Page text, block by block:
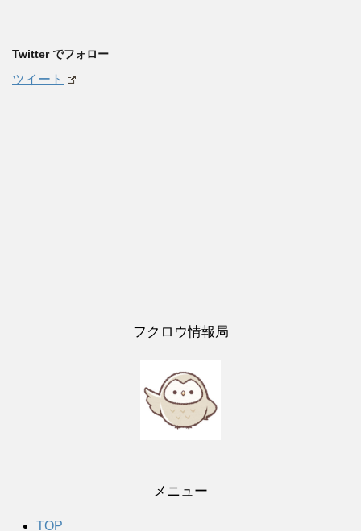
Twitter でフォロー
ツイート
フクロウ情報局
メニュー
TOP